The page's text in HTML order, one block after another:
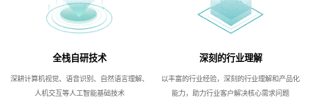
全栈自研技术
深耕计算机视觉、语音识别、自然语言理解、
人机交互等人工智能基础技术
深刻的行业理解
以丰富的行业经验，深刻的行业理解和产品化
能力，助力行业客户解决核心需求问题